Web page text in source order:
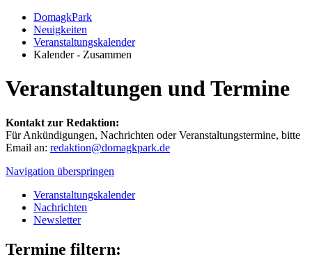
DomagkPark
Neuigkeiten
Veranstaltungskalender
Kalender - Zusammen
Veranstaltungen und Termine
Kontakt zur Redaktion:
Für Ankündigungen, Nachrichten oder Veranstaltungstermine, bitte
Email an: redaktion@domagkpark.de
Navigation überspringen
Veranstaltungskalender
Nachrichten
Newsletter
Termine filtern: